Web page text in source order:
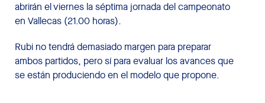
abrirán el viernes la séptima jornada del campeonato
en Vallecas (21.00 horas).
Rubi no tendrá demasiado margen para preparar
ambos partidos, pero sí para evaluar los avances que
se están produciendo en el modelo que propone.